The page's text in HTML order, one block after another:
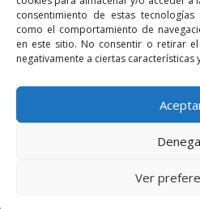
consentimiento de estas
como el comportamiento de
en este sitio. No consentir o retirar
negativamente a ciertas características
Ver
Enlaces
Política de cookies